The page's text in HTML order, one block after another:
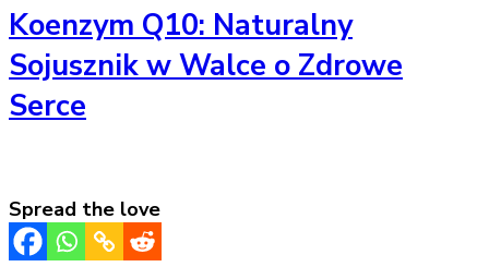
Koenzym Q10: Naturalny
Sojusznik w Walce o Zdrowe
Serce
Spread the love